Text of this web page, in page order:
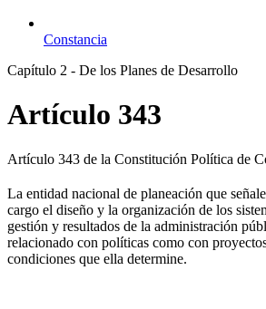
Constancia
Capítulo 2 - De los Planes de Desarrollo
Artículo 343
Artículo 343 de la Constitución Política de
La entidad nacional de planeación que
cargo el diseño y la organización de los
gestión y resultados de la administración
relacionado con políticas como con
condiciones que ella determine.